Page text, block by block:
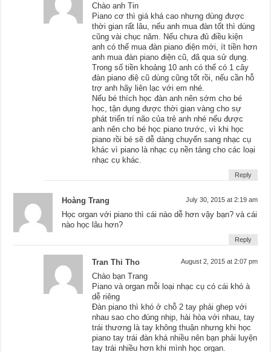
Chào anh Tin
Piano cơ thì giá khá cao nhưng dùng được
thời gian rất lâu, nếu anh mua đàn tốt thì dùng
cũng vài chục năm. Nếu chưa đủ điều kiện
anh có thể mua đàn piano điện mới, ít tiền hơn
anh mua đàn piano điện cũ, đã qua sử dụng.
Trong số tiền khoảng 10 anh có thể có 1 cây
đàn piano điệ cũ dùng cũng tốt rồi, nếu cần hỗ
trợ anh hãy liên lạc với em nhé.
Nếu bé thích học đàn anh nên sớm cho bé
học, tận dụng được thời gian vàng cho sự
phát triển trí não của trẻ anh nhé nếu được
anh nên cho bé học piano trước, vì khi học
piano rồi bé sẽ dễ dàng chuyển sang nhạc cụ
khác vì piano là nhạc cụ nền tảng cho các loại
nhạc cụ khác.
Reply
Hoàng Trang July 30, 2015 at 2:19 am
Học organ với piano thì cái nào dễ hơn vậy bạn? và cái
nào học lâu hơn?
Reply
Tran Thi Tho August 2, 2015 at 2:07 pm
Chào bạn Trang
Piano và organ mỗi loại nhạc cụ có cái khó à
dễ riêng
Đàn piano thì khó ở chỗ 2 tay phải ghep với
nhau sao cho đúng nhịp, hài hòa với nhau, tay
trái thương là tay không thuận nhưng khi học
piano tay trái đàn khá nhiều nên bạn phải luyện
tay trái nhiều hơn khi mình học organ.